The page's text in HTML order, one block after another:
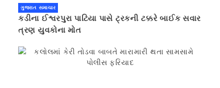
ગુજરાત સમાચાર
કડીના ઈશ્વરપુરા પાટિયા પાસે ટ્રકની ટક્કરે બાઈક સવાર
ત્રણ યુવકોના મોત